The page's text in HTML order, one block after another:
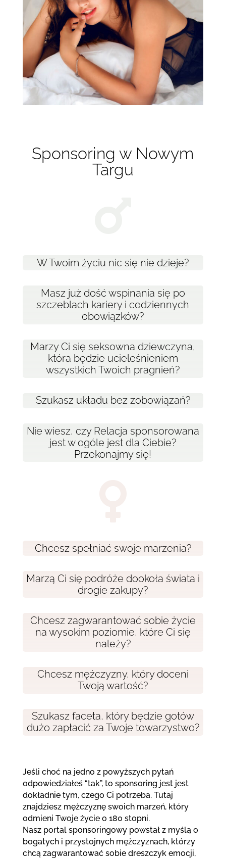
Sponsoring w Nowym
Targu
W Twoim życiu nic się nie dzieje?
Masz już dość wspinania się po
szczeblach kariery i codziennych
obowiązków?
Marzy Ci się seksowna dziewczyna,
która będzie ucieleśnieniem
wszystkich Twoich pragnień?
Szukasz układu bez zobowiązań?
Nie wiesz, czy Relacja sponsorowana
jest w ogóle jest dla Ciebie?
Przekonajmy się!
Chcesz spełniać swoje marzenia?
Marzą Ci się podróże dookoła świata i
drogie zakupy?
Chcesz zagwarantować sobie życie
na wysokim poziomie, które Ci się
należy?
Chcesz mężczyzny, który doceni
Twoją wartość?
Szukasz faceta, który będzie gotów
dużo zapłacić za Twoje towarzystwo?
Jeśli choć na jedno z powyższych pytań
odpowiedziałeś “tak”, to sponsoring jest jest
dokładnie tym, czego Ci potrzeba. Tutaj
znajdziesz mężczyznę swoich marzeń, który
odmieni Twoje życie o 180 stopni.
Nasz portal sponsoringowy powstał z myślą o
bogatych i przystojnych mężczyznach, którzy
chcą zagwarantować sobie dreszczyk emocji,